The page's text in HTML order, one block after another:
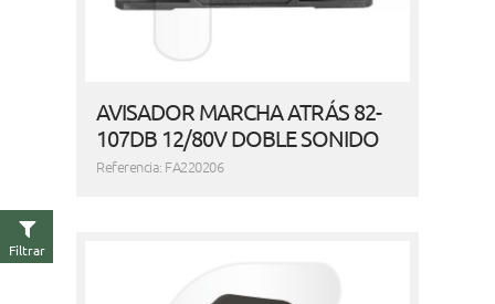
AVISADOR MARCHA ATRÁS 82-
107DB 12/80V DOBLE SONIDO
Referencia: FA220206
Filtrar